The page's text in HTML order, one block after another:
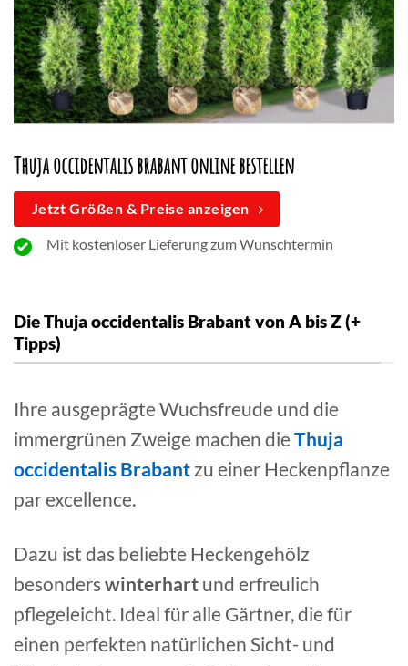
Thuja occidentalis brabant online bestellen
Jetzt Größen & Preise anzeigen
Mit kostenloser Lieferung zum Wunschtermin
Die Thuja occidentalis Brabant von A bis Z (+
Tipps)
Ihre ausgeprägte Wuchsfreude und die
immergrünen Zweige machen die Thuja
occidentalis Brabant zu einer Heckenpflanze
par excellence.
Dazu ist das beliebte Heckengehölz
besonderswinterhart und erfreulich
pflegeleicht. Ideal für alle Gärtner, die für
einen perfekten natürlichen Sicht- und